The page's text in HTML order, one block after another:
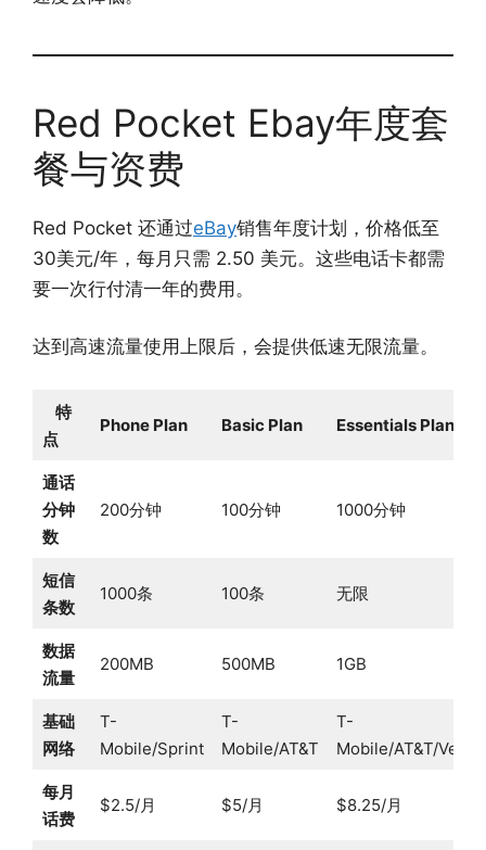
Red Pocket Ebay年度套
餐与资费
Red Pocket 还通过eBay销售年度计划，价格低至
30美元/年，每月只需 2.50 美元。这些电话卡都需
要一次行付清一年的费用。
达到高速流量使用上限后，会提供低速无限流量。
特
点
Phone Plan Basic Plan Essentials Plan
通话
分钟
数
200分钟 100分钟 1000分钟
短信
条数
1000条 100条 无限
数据
流量
200MB 500MB 1GB
基础
网络
T-
Mobile/Sprint
T-
Mobile/AT&T
T-
Mobile/AT&T/
每月
话费
$2.5/月 $5/月 $8.25/月